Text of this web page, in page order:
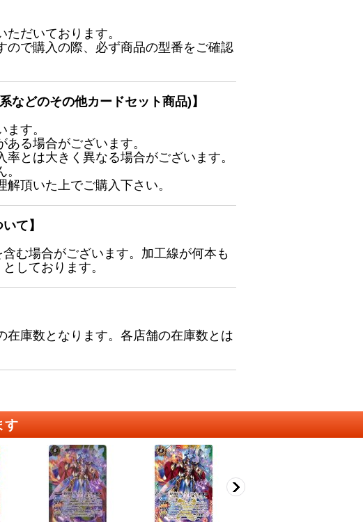
だいております。
で購入の際、必ず商品の型番をご確認
などのその他カードセット商品)】
す。
る場合がございます。
とは大きく異なる場合がございます。
頂いた上でご購入下さい。
て】
む場合がございます。加工線が何本も
しております。
庫数となります。各店舗の在庫数とは
す